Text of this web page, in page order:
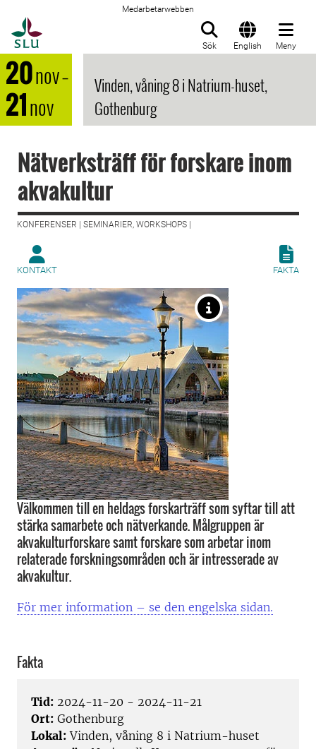
Medarbetarwebben
Sök English Meny
20nov–
21nov
Vinden, våning 8 i Natrium-huset,
Gothenburg
Nätverksträff för forskare inom
akvakultur
KONFERENSER | SEMINARIER, WORKSHOPS |
KONTAKT FAKTA
Välkommen till en heldags forskarträff som syftar till att
stärka samarbete och nätverkande. Målgruppen är
akvakulturforskare samt forskare som arbetar inom
relaterade forskningsområden och är intresserade av
akvakultur.
För mer information – se den engelska sidan.
Fakta
Tid: 2024-11-20 - 2024-11-21
Ort: Gothenburg
Lokal: Vinden, våning 8 i Natrium-huset